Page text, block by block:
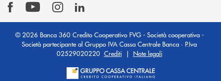
© 2026 Banca 360 Credito Cooperativo FVG - Società cooperativa -
Società partecipante al Gruppo IVA Cassa Centrale Banca · P.Iva
02529020220 Crediti| Note legali